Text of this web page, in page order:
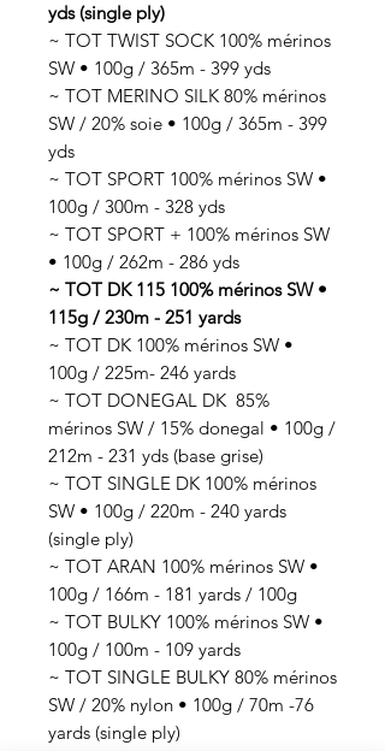
yds (single ply)
~ TOT TWIST SOCK 100% mérinos
SW • 100g / 365m - 399 yds
~ TOT MERINO SILK 80% mérinos
SW / 20% soie • 100g / 365m - 399
yds
~ TOT SPORT 100% mérinos SW •
100g / 300m - 328 yds
~ TOT SPORT + 100% mérinos SW
• 100g / 262m - 286 yds
~ TOT DK 115 100% mérinos SW •
115g / 230m - 251 yards
~ TOT DK 100% mérinos SW •
100g / 225m- 246 yards
~ TOT DONEGAL DK 85%
mérinos SW / 15% donegal • 100g /
212m - 231 yds (base grise)
~ TOT SINGLE DK 100% mérinos
SW • 100g / 220m - 240 yards
(single ply)
~ TOT ARAN 100% mérinos SW •
100g / 166m - 181 yards / 100g
~ TOT BULKY 100% mérinos SW •
100g / 100m - 109 yards
~ TOT SINGLE BULKY 80% mérinos
SW / 20% nylon • 100g / 70m -76
yards (single ply)